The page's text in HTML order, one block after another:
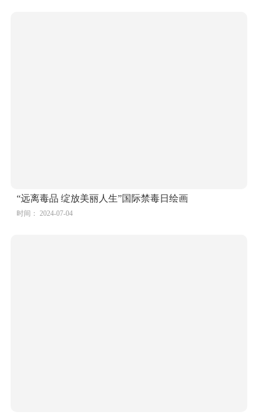
“远离毒品 绽放美丽人生”国际禁毒日绘画
时间： 2024-07-04